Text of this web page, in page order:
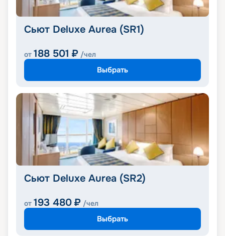
Сьют Deluxe Aurea (SR1)
от 188 501 ₽ /чел
Выбрать
Сьют Deluxe Aurea (SR2)
от 193 480 ₽ /чел
Выбрать